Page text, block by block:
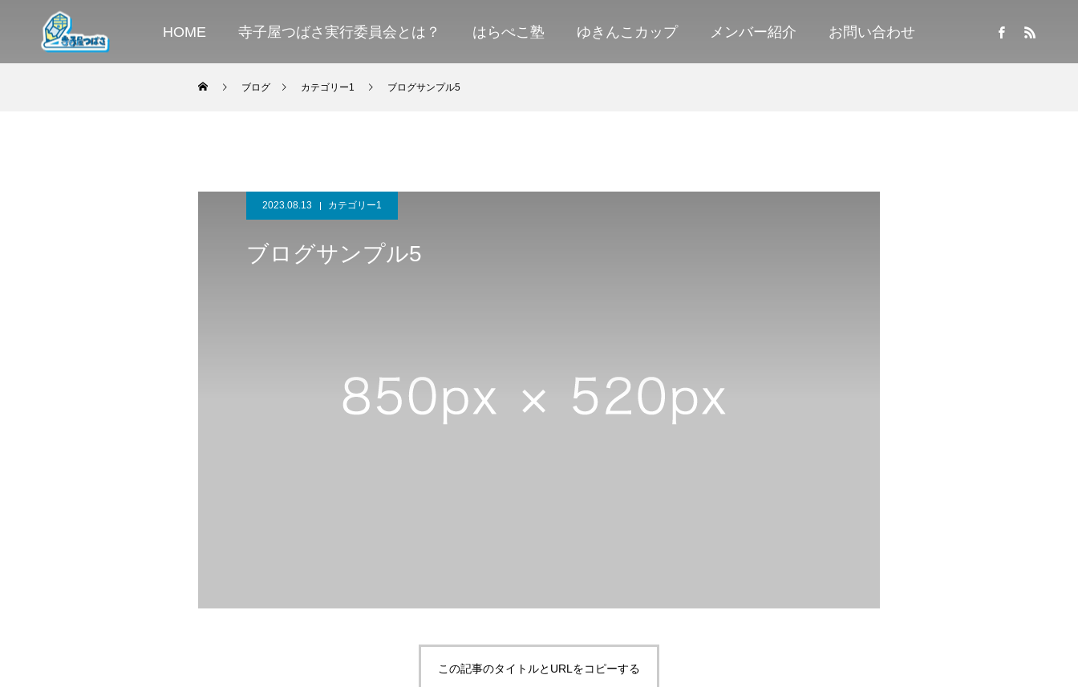
HOME 寺子屋つばさ実行委員会とは？ はらぺこ塾 ゆきんこカップ メンバー紹介 お問い合わせ
ブログ カテゴリー1 ブログサンプル5
2023.08.13 カテゴリー1
ブログサンプル5
この記事のタイトルとURLをコピーする